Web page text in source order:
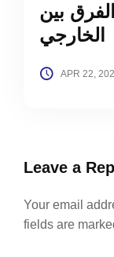
الفرق بين HR الداخلي وHR
الخارجي
APR 22,
Leave a
Your email
fields are